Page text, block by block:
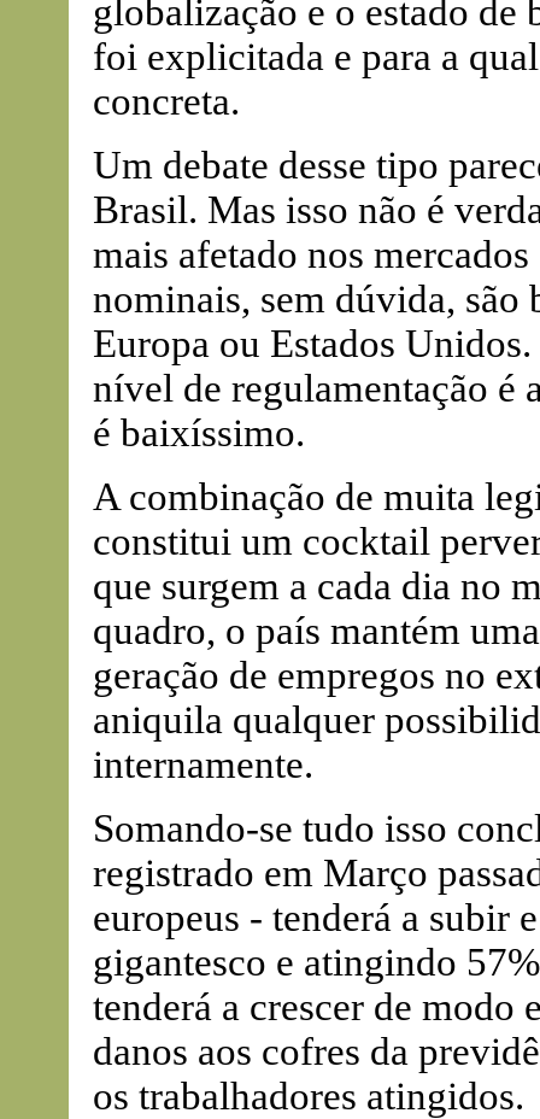
globalização e o estado de
foi explicitada e para a
concreta.
Um debate desse tipo
Brasil. Mas isso não é
mais afetado nos
nominais, sem dúvida, são
Europa ou Estados
nível de regulamentação é
é baixíssimo.
A combinação de muita
constitui um cocktail
que surgem a cada dia no
quadro, o país mantém
geração de empregos no
aniquila qualquer
internamente.
Somando-se tudo isso
registrado em Março
europeus - tenderá a subir
gigantesco e atingindo
tenderá a crescer de modo
danos aos cofres da
os trabalhadores atingidos.